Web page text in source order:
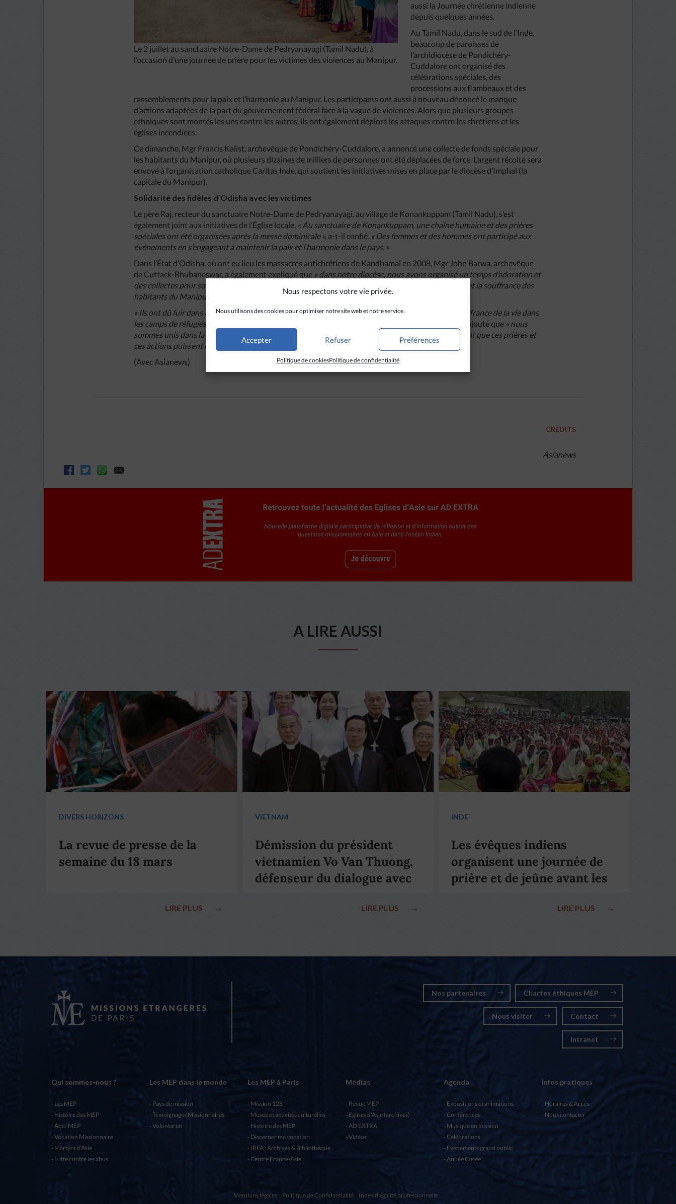
Nous respectons votre vie privée.
Nous utilisons des cookies pour optimiser notre site web et notre service.
Accepter Refuser Préférences
Politique de cookiesPolitique de confidentialité
Le 2 juillet au sanctuaire Notre-Dame de Pedryanayagi (Tamil Nadu), à
l’occasion d’une journée de prière pour les victimes des violences au Manipur.
aussi la Journée chrétienne indienne
depuis quelques années.
Au Tamil Nadu, dans le sud de l’Inde,
beaucoup de paroisses de
l’archidiocèse de Pondichéry-
Cuddalore ont organisé des
célébrations spéciales, des
processions aux flambeaux et des
rassemblements pour la paix et l’harmonie au Manipur. Les participants ont aussi à nouveau dénoncé le manque
d’actions adaptées de la part du gouvernement fédéral face à la vague de violences. Alors que plusieurs groupes
ethniques sont montés les uns contre les autres, ils ont également déploré les attaques contre les chrétiens et les
églises incendiées.
Ce dimanche, Mgr Francis Kalist, archevêque de Pondichéry-Cuddalore, a annoncé une collecte de fonds spéciale pour
les habitants du Manipur, où plusieurs dizaines de milliers de personnes ont été déplacées de force. L’argent récolté sera
envoyé à l’organisation catholique Caritas Inde, qui soutient les initiatives mises en place par le diocèse d’Imphal (la
capitale du Manipur).
Solidarité des fidèles d’Odisha avec les victimes
Le père Raj, recteur du sanctuaire Notre-Dame de Pedryanayagi, au village de Konankuppam (Tamil Nadu), s’est
également joint aux initiatives de l’Église locale. « Au sanctuaire de Konankuppam, une chaîne humaine et des prières
spéciales ont été organisées après la messe dominicale », a-t-il confié. « Des femmes et des hommes ont participé aux
événements en s’engageant à maintenir la paix et l’harmonie dans le pays. »
Dans l’État d’Odisha, où ont eu lieu les massacres antichrétiens de Kandhamal en 2008, Mgr John Barwa, archevêque
de Cuttack-Bhubaneswar, a également expliqué que « dans notre diocèse, nous avons organisé un temps d’adoration et
des collectes pour soutenir les aides [au Manipur] ». « Nos fidèles ressentent et partagent la peine et la souffrance des
habitants du Manipur »,
« ils ont connu ce traumatisme ».
« Ils ont dû fuir dans la forêt, ils ont vu leurs maisons et leurs églises détruites et ils ont vécu la souffrance de la vie dans
les camps de réfugiés »,
a-t-il souligné en rappelant les événements de 2008 en Odisha. L’évêque a ajouté que « nous
sommes unis dans la prière et la solidarité avec les populations souffrantes du Manipur, en espérant que ces prières et
ces actions puissent contribuer à adoucir leurs blessures. »
(Avec Asianews)
CRÉDITS
Asianews
A LIRE AUSSI
DIVERS HORIZONS
La revue de presse de la
semaine du 18 mars
LIRE PLUS →
VIETNAM
Démission du président
vietnamien Vo Van Thuong,
défenseur du dialogue avec
LIRE PLUS →
INDE
Les évêques indiens
organisent une journée de
prière et de jeûne avant les
LIRE PLUS →
Nos partenaires Chartes éthiques MEP
Nous visiter Contact
Intranet
Qui sommes-nous ?
Les MEP
Histoire des MEP
Actu MEP
Vocation Missionnaire
Martyrs d’Asie
Lutte contre les abus
Les MEP dans le monde
Pays de mission
Témoignages Missionnaires
Volontariat
Les MEP à Paris
Mission 128
Musée et activités culturelles
Histoire des MEP
Discerner ma vocation
IRFA : Archives & Bibliothèque
Centre France-Asie
Médias
Revue MEP
Eglises d’Asie (archives)
AD EXTRA
Vidéos
Agenda
Expositions et animations
Conférences
Musique en mission
Célébrations
Evénements grand public
Année Corée
Infos pratiques
Horaires & Accès
Nous contacter
Mentions légales Politique de Confidentialité Index d'égalité professionnelle